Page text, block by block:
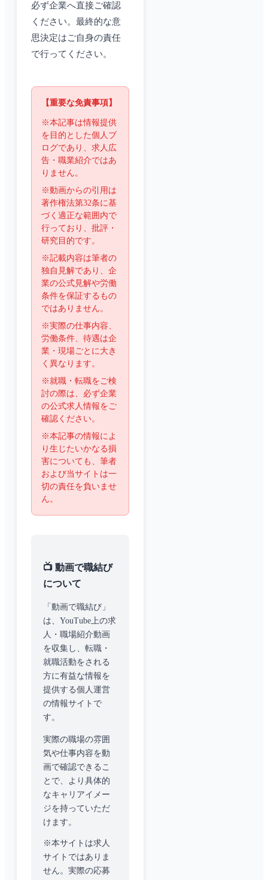
必ず企業へ直接ご確認
ください。最終的な意
思決定はご自身の責任
で行ってください。
【重要な免責事項】
※本記事は情報提供
を目的とした個人ブ
ログであり、求人広
告・職業紹介ではあ
りません。
※動画からの引用は
著作権法第32条に基
づく適正な範囲内で
行っており、批評・
研究目的です。
※記載内容は筆者の
独自見解であり、企
業の公式見解や労働
条件を保証するもの
ではありません。
※実際の仕事内容、
労働条件、待遇は企
業・現場ごとに大き
く異なります。
※就職・転職をご検
討の際は、必ず企業
の公式求人情報をご
確認ください。
※本記事の情報によ
り生じたいかなる損
害についても、筆者
および当サイトは一
切の責任を負いませ
ん。
📺 動画で職結び
について
「動画で職結び」
は、YouTube上の求
人・職場紹介動画
を収集し、転職・
就職活動をされる
方に有益な情報を
提供する個人運営
の情報サイトで
す。
実際の職場の雰囲
気や仕事内容を動
画で確認できるこ
とで、より具体的
なキャリアイメー
ジを持っていただ
けます。
※本サイトは求人
サイトではありま
せん。実際の応募